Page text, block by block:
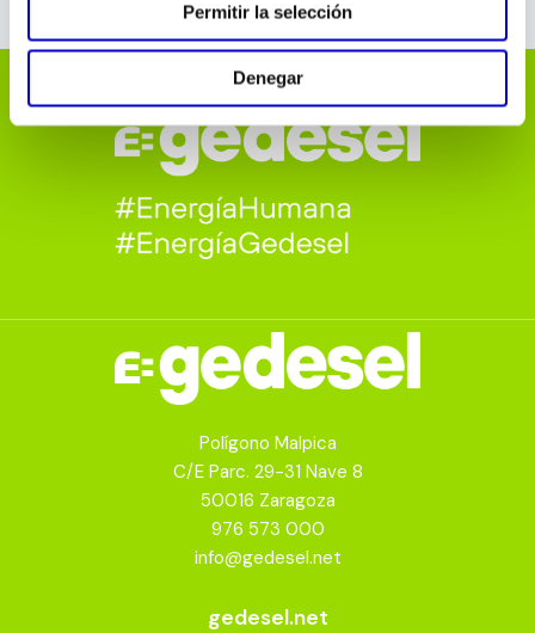
Permitir la selección
Denegar
Polígono Malpica
C/E Parc. 29-31 Nave 8
50016 Zaragoza
976 573 000
info@gedesel.net
gedesel.net